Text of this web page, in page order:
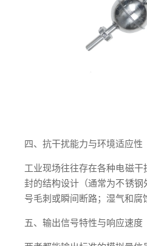
四、抗干扰能力与环境适应性
工业现场往往存在各种电磁
封的结构设计（通常为不锈
号毛刺或瞬间断路；湿气和腐
五、输出信号特性与响应速度